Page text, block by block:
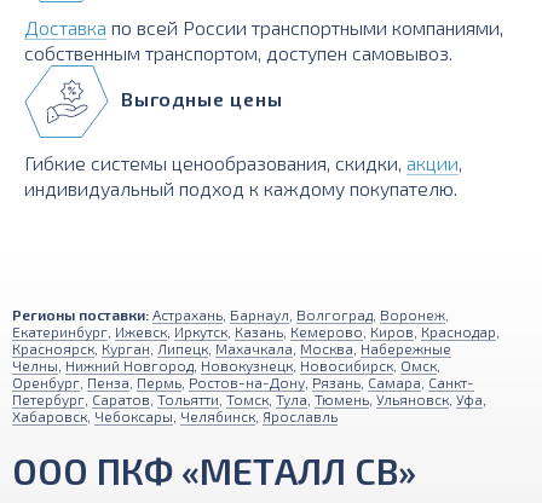
Доставка по всей России транспортными компаниями,
собственным транспортом, доступен самовывоз.
Выгодные цены
Гибкие системы ценообразования, скидки, акции,
индивидуальный подход к каждому покупателю.
Регионы поставки: Астрахань Барнаул Волгоград Воронеж
Екатеринбург Ижевск Иркутск Казань Кемерово Киров Краснодар
Красноярск Курган Липецк Махачкала Москва Набережные
Челны Нижний Новгород Новокузнецк Новосибирск Омск
Оренбург Пенза Пермь Ростов-на-Дону Рязань Самара Санкт-
Петербург Саратов Тольятти Томск Тула Тюмень Ульяновск Уфа
Хабаровск Чебоксары Челябинск Ярославль
ООО ПКФ «МЕТАЛЛ СВ»